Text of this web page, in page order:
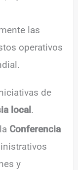
las
operativos
de
local.
Conferencia
y